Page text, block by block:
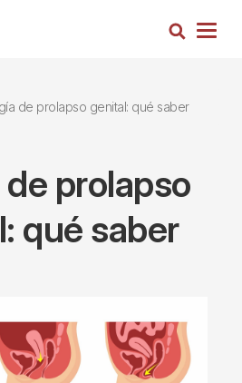
Busca
de prolapso genital: qué saber
prolapso
qué saber